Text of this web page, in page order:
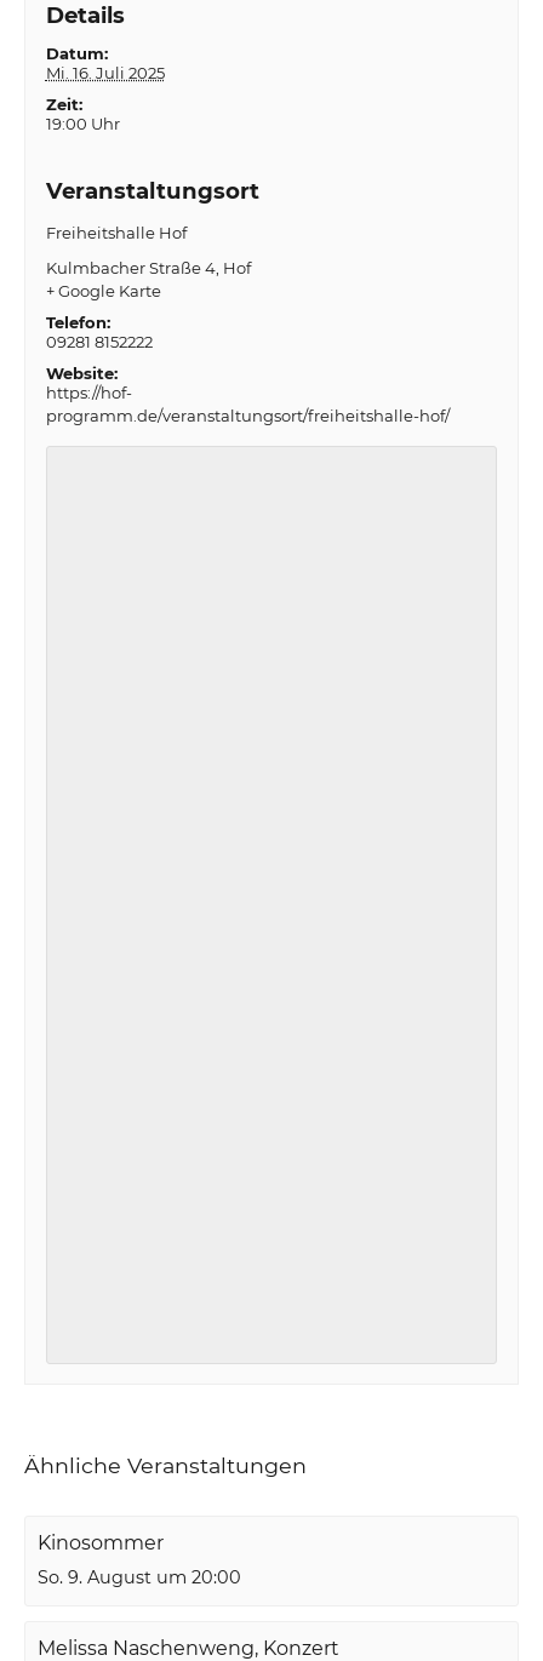
Details
Datum:
Mi. 16. Juli 2025
Zeit:
19:00 Uhr
Veranstaltungsort
Freiheitshalle Hof
Kulmbacher Straße 4 Hof
+ Google Karte
Telefon:
09281 8152222
Website:
https://hof-
programm.de/veranstaltungsort/freiheitshalle-hof/
Ähnliche Veranstaltungen
Kinosommer
So. 9. August um 20:00
Melissa Naschenweng, Konzert